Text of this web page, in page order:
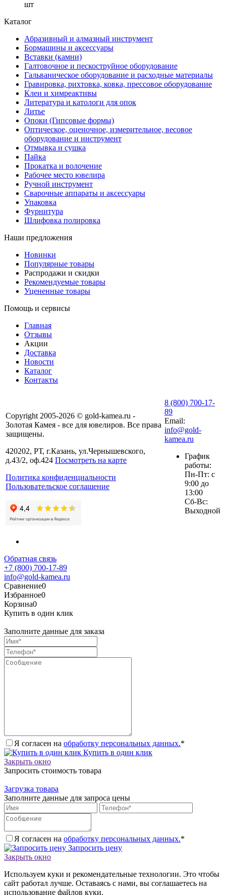
шт
Каталог
Абразивный и алмазный инструмент
Бормашины и аксессуары
Вставки (камни)
Галтовочное и пескоструйное оборудование
Гальваническое оборудование и расходные материалы
Гравировка, рихтовка, ковка, прессовое оборудование
Клеи и химреактивы
Литература и катологи для опок
Литье
Опоки (Гипсовые формы)
Оптическое, оценочное, измерительное, весовое
оборудование и инструмент
Отмывка и сушка
Пайка
Прокатка и волочение
Рабочее место ювелира
Ручной инструмент
Сварочные аппараты и аксессуары
Упаковка
Фурнитура
Шлифовка полировка
Наши предложения
Новинки
Популярные товары
Распродажи и скидки
Рекомендуемые товары
Уцененные товары
Помощь и сервисы
Главная
Отзывы
Акции
Доставка
Новости
Каталог
Контакты
Copyright 2005-2026 © gold-kamea.ru -
Золотая Камея - все для ювелиров. Все права
защищены.
420202, РТ, г.Казань, ул.Чернышевского,
д.43/2, оф.424 Посмотреть на карте
Политика конфиденциальности
Пользовательское соглашение
8 (800) 700-17-
89
Email:
info@gold-
kamea.ru
График
работы:
Пн-Пт: с
9:00 до
13:00
Сб-Вс:
Выходной
Обратная связь
+7 (800) 700-17-89
info@gold-kamea.ru
Сравнение0
Избранное0
Корзина0
Купить в один клик
Заполните данные для заказа
Я согласен на обработку персональных данных.*
Купить в один клик
Закрыть окно
Запросить стоимость товара
Загрузка товара
Заполните данные для запроса цены
Я согласен на обработку персональных данных.*
Запросить цену
Закрыть окно
Используем куки и рекомендательные технологии. Это чтобы
сайт работал лучше. Оставаясь с нами, вы соглашаетесь на
использование файлов куки.